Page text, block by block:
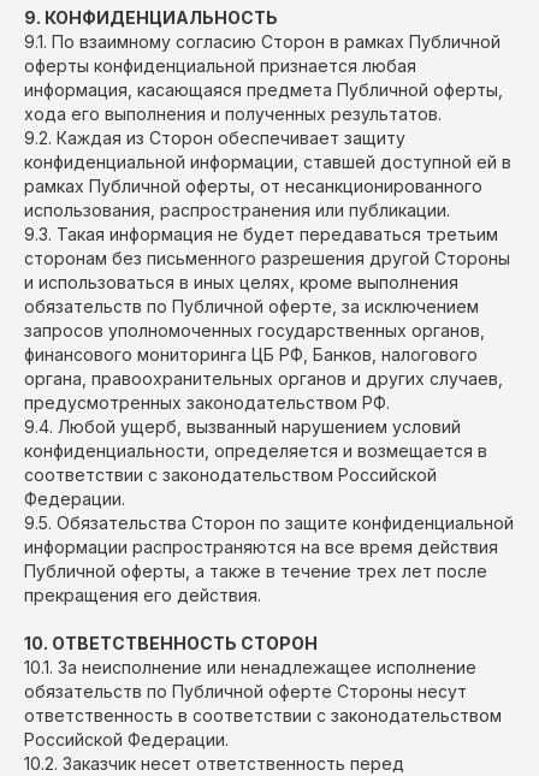
9. КОНФИДЕНЦИАЛЬНОСТЬ
9.1. По взаимному согласию Сторон в рамках Публичной
оферты конфиденциальной признается любая
информация, касающаяся предмета Публичной оферты,
хода его выполнения и полученных результатов.
9.2. Каждая из Сторон обеспечивает защиту
конфиденциальной информации, ставшей доступной ей в
рамках Публичной оферты, от несанкционированного
использования, распространения или публикации.
9.3. Такая информация не будет передаваться третьим
сторонам без письменного разрешения другой Стороны
и использоваться в иных целях, кроме выполнения
обязательств по Публичной оферте, за исключением
запросов уполномоченных государственных органов,
финансового мониторинга ЦБ РФ, Банков, налогового
органа, правоохранительных органов и других случаев,
предусмотренных законодательством РФ.
9.4. Любой ущерб, вызванный нарушением условий
конфиденциальности, определяется и возмещается в
соответствии с законодательством Российской
Федерации.
9.5. Обязательства Сторон по защите конфиденциальной
информации распространяются на все время действия
Публичной оферты, а также в течение трех лет после
прекращения его действия.
10. ОТВЕТСТВЕННОСТЬ СТОРОН
10.1. За неисполнение или ненадлежащее исполнение
обязательств по Публичной оферте Стороны несут
ответственность в соответствии с законодательством
Российской Федерации.
10.2. Заказчик несет ответственность перед